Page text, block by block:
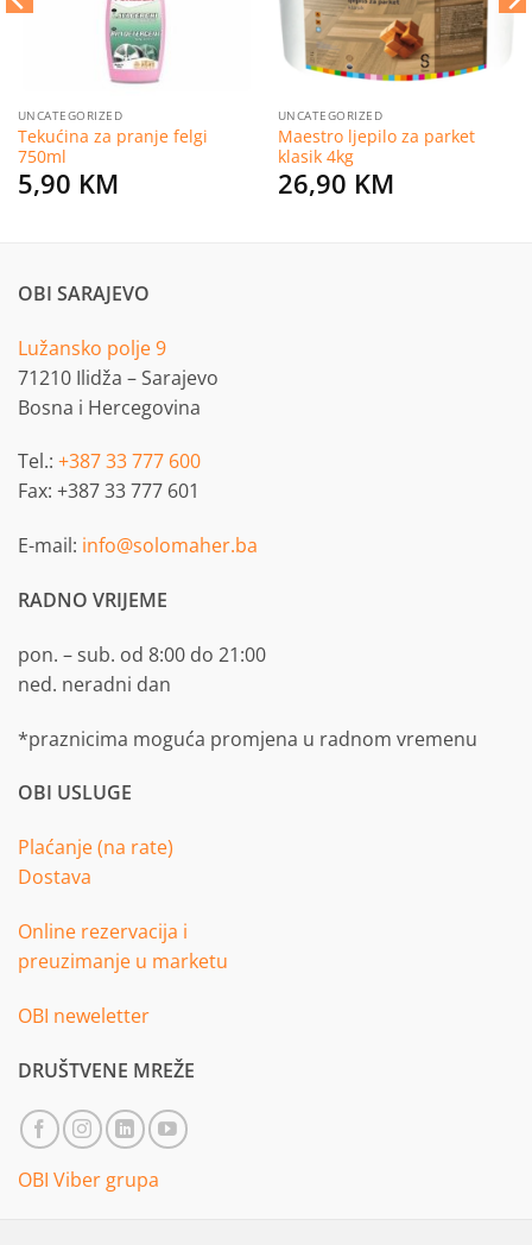
UNCATEGORIZED
Tekućina za pranje felgi
750ml
5,90 KM
UNCATEGORIZED
Maestro ljepilo za parket
klasik 4kg
26,90 KM
OBI SARAJEVO
Lužansko polje 9
71210 Ilidža – Sarajevo
Bosna i Hercegovina
Tel.: +387 33 777 600
Fax: +387 33 777 601
E-mail: info@solomaher.ba
RADNO VRIJEME
pon. – sub. od 8:00 do 21:00
ned. neradni dan
*praznicima moguća promjena u radnom vremenu
OBI USLUGE
Plaćanje (na rate)
Dostava
Online rezervacija i
preuzimanje u marketu
OBI neweletter
DRUŠTVENE MREŽE
OBI Viber grupa